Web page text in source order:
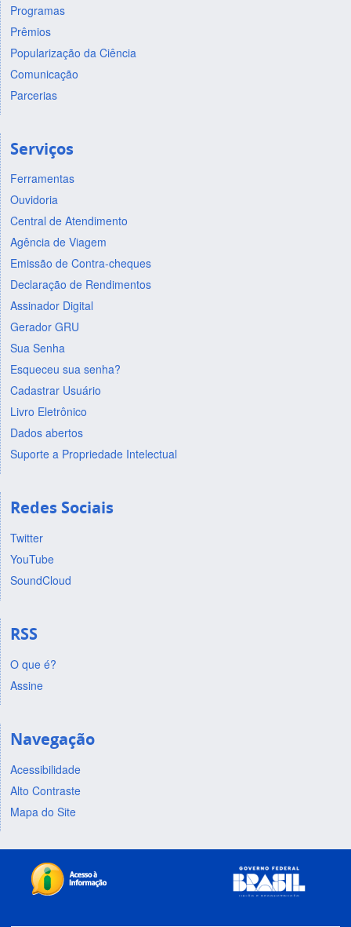
Programas
Prêmios
Popularização da Ciência
Comunicação
Parcerias
Serviços
Ferramentas
Ouvidoria
Central de Atendimento
Agência de Viagem
Emissão de Contra-cheques
Declaração de Rendimentos
Assinador Digital
Gerador GRU
Sua Senha
Esqueceu sua senha?
Cadastrar Usuário
Livro Eletrônico
Dados abertos
Suporte a Propriedade Intelectual
Redes Sociais
Twitter
YouTube
SoundCloud
RSS
O que é?
Assine
Navegação
Acessibilidade
Alto Contraste
Mapa do Site